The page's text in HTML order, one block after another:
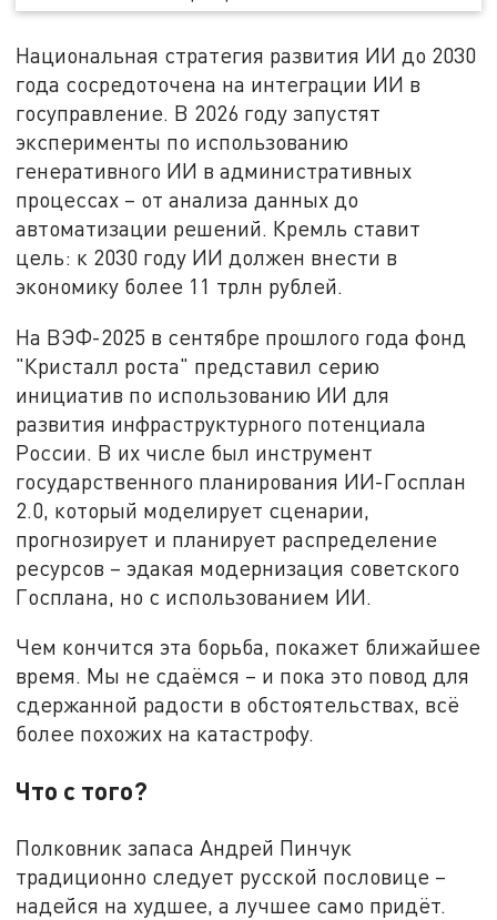
Национальная стратегия развития ИИ до 2030
года сосредоточена на интеграции ИИ в
госуправление. В 2026 году запустят
эксперименты по использованию
генеративного ИИ в административных
процессах – от анализа данных до
автоматизации решений. Кремль ставит
цель: к 2030 году ИИ должен внести в
экономику более 11 трлн рублей.
На ВЭФ-2025 в сентябре прошлого года фонд
"Кристалл роста" представил серию
инициатив по использованию ИИ для
развития инфраструктурного потенциала
России. В их числе был инструмент
государственного планирования ИИ-Госплан
2.0, который моделирует сценарии,
прогнозирует и планирует распределение
ресурсов – эдакая модернизация советского
Госплана, но с использованием ИИ.
Чем кончится эта борьба, покажет ближайшее
время. Мы не сдаёмся – и пока это повод для
сдержанной радости в обстоятельствах, всё
более похожих на катастрофу.
Что с того?
Полковник запаса Андрей Пинчук
традиционно следует русской пословице –
надейся на худшее, а лучшее само придёт.